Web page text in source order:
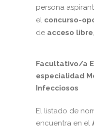
persona
el concurso-
de acceso libre
Facultativo/a
especialidad
Infecciosos
El listado de
encuentra en el